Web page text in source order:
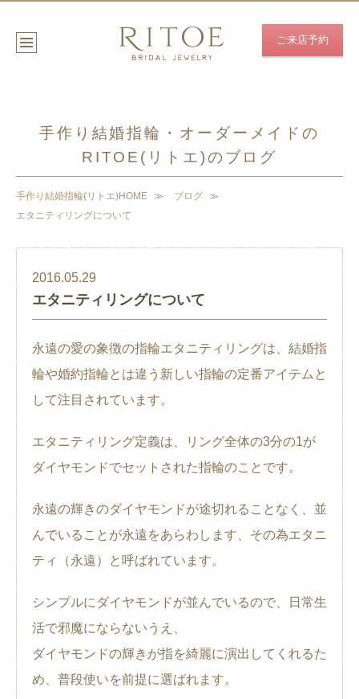
ご来店予約
手作り結婚指輪・オーダーメイドの
RITOE(リトエ)のブログ
手作り結婚指輪(リトエ)HOME
ブログ
エタニティリングについて
2016.05.29
エタニティリングについて
永遠の愛の象徴の指輪エタニティリングは、結婚指
輪や婚約指輪とは違う新しい指輪の定番アイテムと
して注目されています。
エタニティリング定義は、リング全体の3分の1が
ダイヤモンドでセットされた指輪のことです。
永遠の輝きのダイヤモンドが途切れることなく、並
んでいることが永遠をあらわします、その為エタニ
ティ（永遠）と呼ばれています。
シンプルにダイヤモンドが並んでいるので、日常生
活で邪魔にならないうえ、
ダイヤモンドの輝きが指を綺麗に演出してくれるた
め、普段使いを前提に選ばれます。